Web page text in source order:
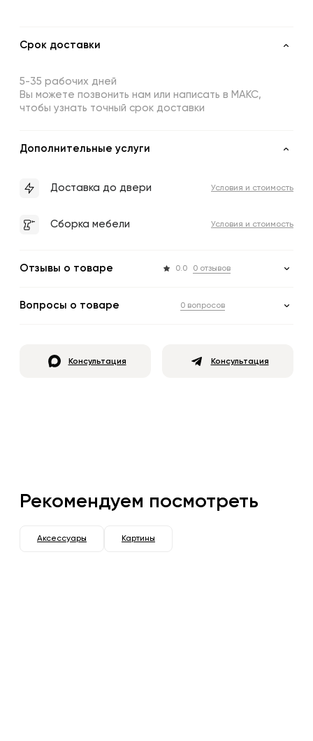
Срок доставки
5-35 рабочих дней
Вы можете позвонить нам или написать в МАКС,
чтобы узнать точный срок доставки
Дополнительные услуги
Доставка до двери Условия и стоимость
Сборка мебели Условия и стоимость
Отзывы о товаре 0.0 0 отзывов
Вопросы о товаре 0 вопросов
Консультация Консультация
Рекомендуем посмотреть
Аксессуары Картины